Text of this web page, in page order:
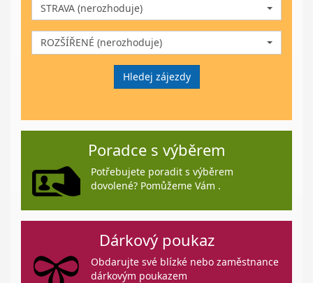
STRAVA (nerozhoduje)
ROZŠÍŘENÉ (nerozhoduje)
Hledej zájezdy
Poradce s výběrem
Potřebujete poradit s výběrem
dovolené? Pomůžeme Vám .
Dárkový poukaz
Obdarujte své blízké nebo zaměstnance
dárkovým poukazem